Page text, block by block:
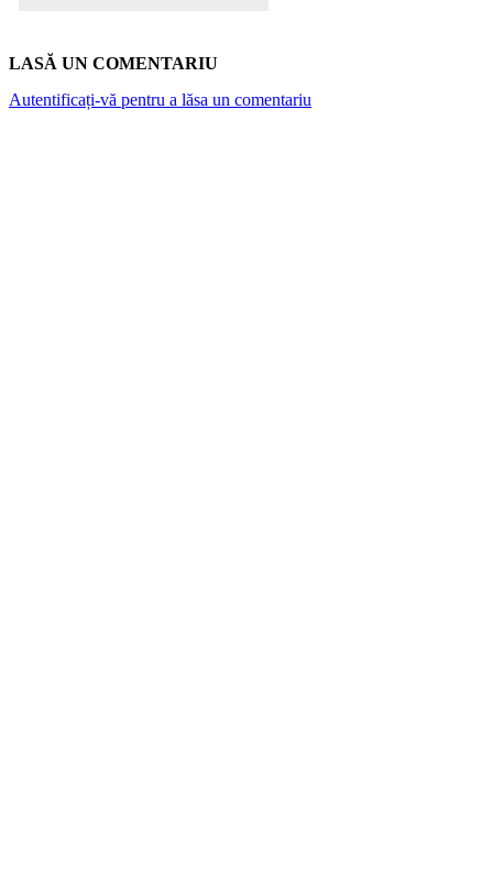
LASĂ UN COMENTARIU
Autentificați-vă pentru a lăsa un comentariu